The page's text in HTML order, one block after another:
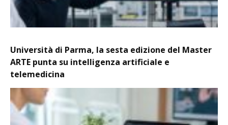
Università di Parma, la sesta edizione del Master
ARTE punta su intelligenza artificiale e
telemedicina